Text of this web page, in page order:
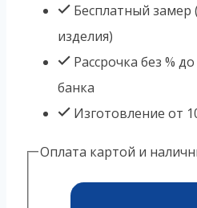
Бесплатный замер
изделия)
Рассрочка без %
банка
Изготовление от
Оплата картой и